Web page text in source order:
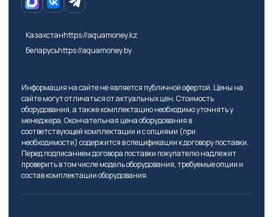
Казахстанhttps://aquamoney.kz
Беларусьhttps://aquamoney.by
Информация на сайте не является публичной офертой. Цены на
сайте могут отличаться от актуальных цен. Стоимость
оборудования, а также комплектацию необходимо уточнять у
менеджера. Окончательная цена оборудования в
соответствующей комплектации и с опциями (при
необходимости) содержится в спецификации к договору поставки.
Перед подписанием договора поставки покупателю надлежит
проверить в том числе модель оборудования, требуемые опции и
состав комплектации оборудования.